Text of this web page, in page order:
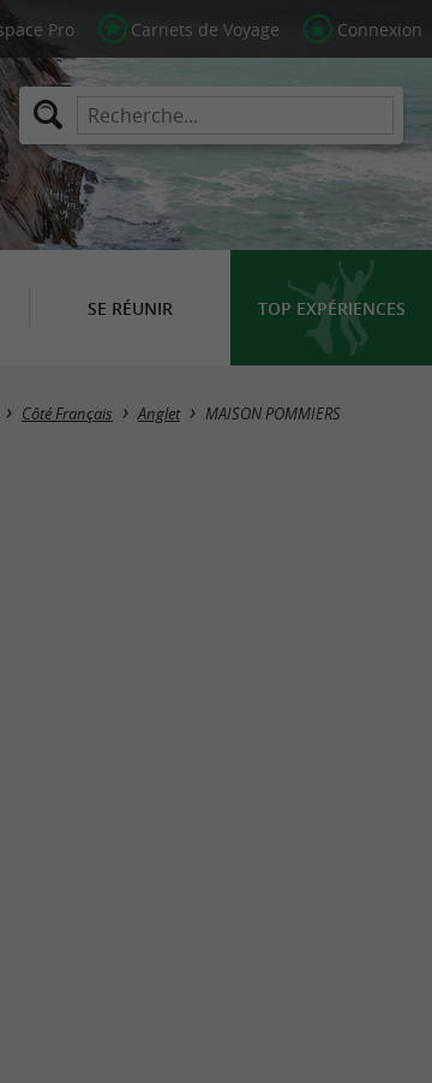
Pro Carnets de Voyage Connexion
SE RÉUNIR TOP EXPÉRIENCES
Côté Français Anglet MAISON POMMIERS